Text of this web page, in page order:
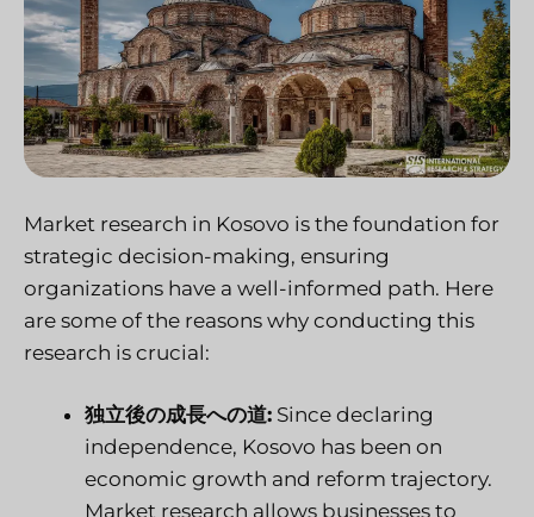
Market research in Kosovo is the foundation for
strategic decision-making, ensuring
organizations have a well-informed path. Here
are some of the reasons why conducting this
research is crucial:
独立後の成長への道: Since declaring
independence, Kosovo has been on
economic growth and reform trajectory.
Market research allows businesses to